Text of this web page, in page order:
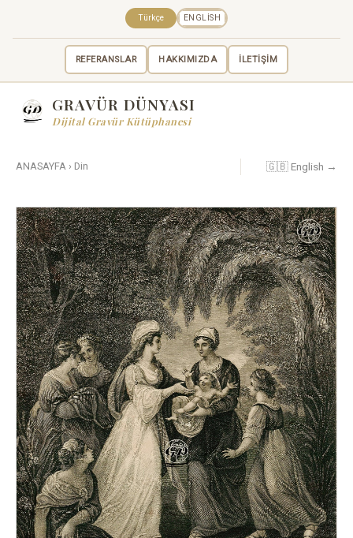
REFERANSLAR HAKKIMIZDA İLETİŞİM
Türkçe ENGLISH
GRAVÜR DÜNYASI
Dijital Gravür Kütüphanesi
ANASAYFA › Din 🇬🇧 English →